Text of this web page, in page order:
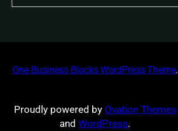
c
One Business Blocks WordPress Theme.
Proudly powered by Ovation Themes
andWordPress.